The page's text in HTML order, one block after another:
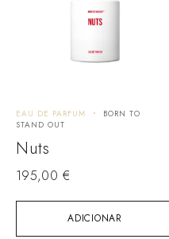
ADICIONAR
EAU DE PARFUM
BORN TO
STAND OUT
Nuts
195,00 €